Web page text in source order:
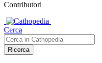
Contributori
Cerca
Ricerca